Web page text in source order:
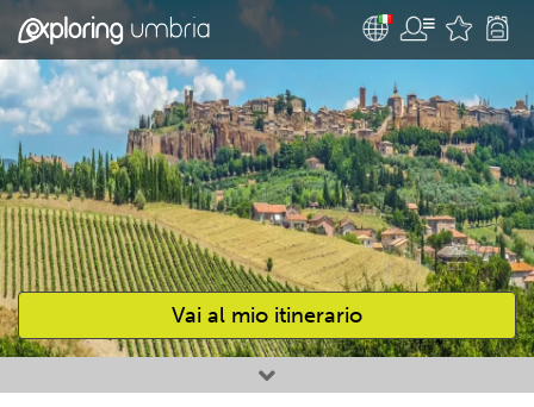
Vai al mio itinerario
Attività preferite